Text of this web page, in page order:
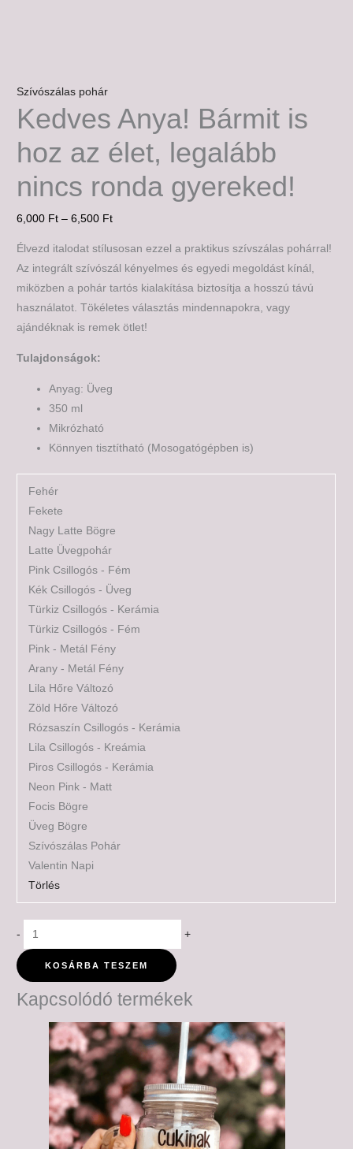
Szívószálas pohár
Kedves Anya! Bármit is
hoz az élet, legalább
nincs ronda gyereked!
6,000 Ft – 6,500 Ft
Élvezd italodat stílusosan ezzel a praktikus szívszálas pohárral!
Az integrált szívószál kényelmes és egyedi megoldást kínál,
miközben a pohár tartós kialakítása biztosítja a hosszú távú
használatot. Tökéletes választás mindennapokra, vagy
ajándéknak is remek ötlet!
Tulajdonságok:
Anyag: Üveg
350 ml
Mikrózható
Könnyen tisztítható (Mosogatógépben is)
Fehér
Fekete
Nagy Latte Bögre
Latte Üvegpohár
Pink Csillogós - Fém
Kék Csillogós - Üveg
Türkiz Csillogós - Kerámia
Türkiz Csillogós - Fém
Pink - Metál Fény
Arany - Metál Fény
Lila Hőre Változó
Zöld Hőre Változó
Rózsaszín Csillogós - Kerámia
Lila Csillogós - Kreámia
Piros Csillogós - Kerámia
Neon Pink - Matt
Focis Bögre
Üveg Bögre
Szívószálas Pohár
Valentin Napi
Törlés
- +
KOSÁRBA TESZEM
Kapcsolódó termékek
6,000 Ft
-
6,500 Ft